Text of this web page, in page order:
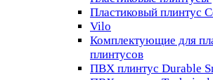
Пластиковый плинтус
Vilo
Комплектующие для
плинтусов
ПВХ плинтус Durable